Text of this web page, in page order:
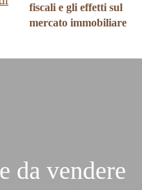
fiscali e gli effetti sul
mercato immobiliare
da vendere